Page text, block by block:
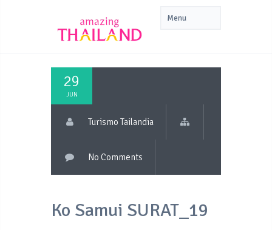
29
JUN
Turismo Tailandia
No Comments
Ko Samui SURAT_19